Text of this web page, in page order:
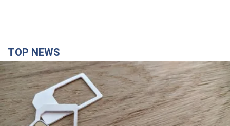
TOP NEWS